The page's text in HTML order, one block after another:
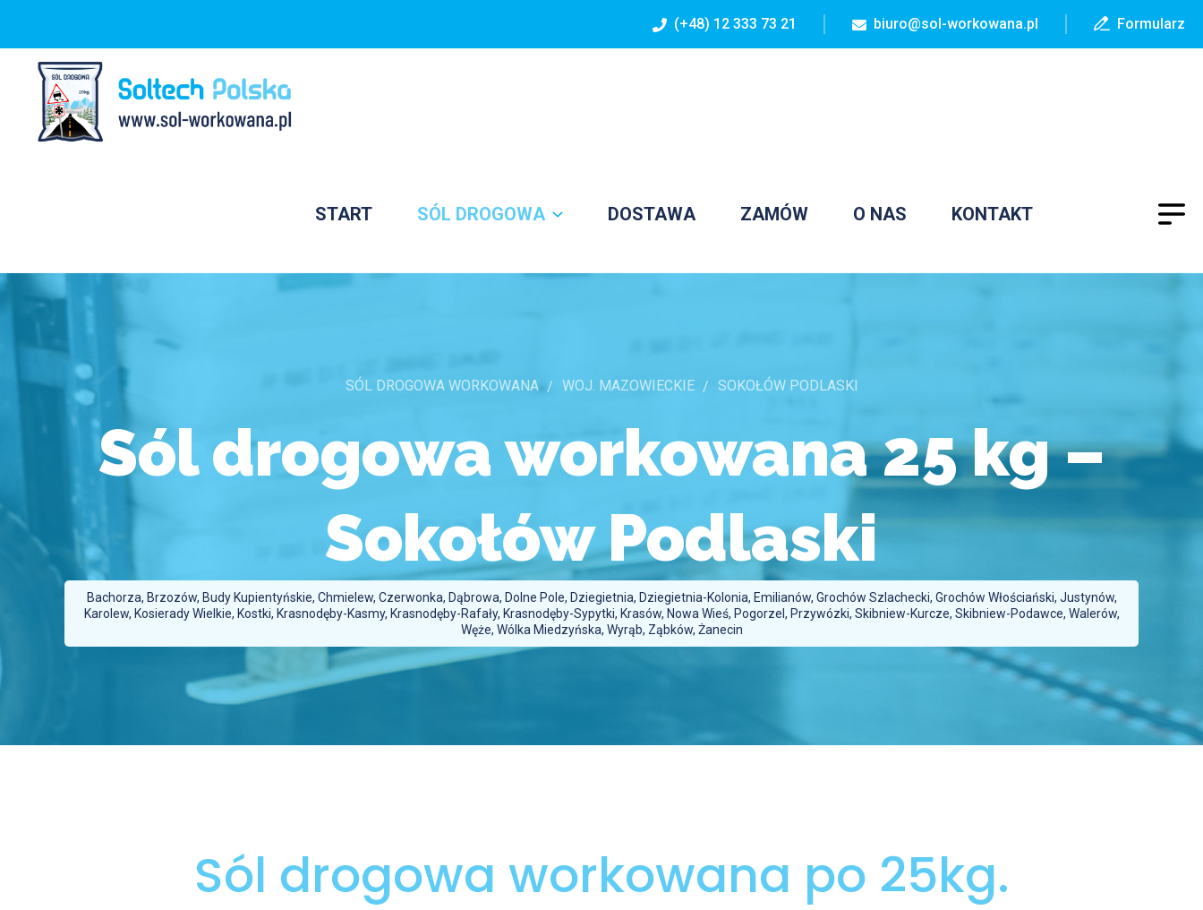
(+48) 12 333 73 21 biuro@sol-workowana.pl Formularz
START SÓL DROGOWA DOSTAWA ZAMÓW O NAS KONTAKT
SÓL DROGOWA WORKOWANA WOJ. MAZOWIECKIE SOKOŁÓW PODLASKI
Sól drogowa workowana 25 kg –
Sokołów Podlaski
Bachorza, Brzozów, Budy Kupientyńskie, Chmielew, Czerwonka, Dąbrowa, Dolne Pole, Dziegietnia, Dziegietnia-Kolonia, Emilianów, Grochów Szlachecki, Grochów Włościański, Justynów,
Karolew, Kosierady Wielkie, Kostki, Krasnodęby-Kasmy, Krasnodęby-Rafały, Krasnodęby-Sypytki, Krasów, Nowa Wieś, Pogorzel, Przywózki, Skibniew-Kurcze, Skibniew-Podawce, Walerów,
Węże, Wólka Miedzyńska, Wyrąb, Ząbków, Żanecin
Sól drogowa workowana po 25kg.